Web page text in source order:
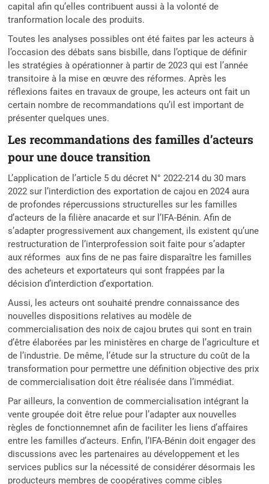
capital afin qu’elles contribuent aussi à la volonté de
tranformation locale des produits.
Toutes les analyses possibles ont été faites par les acteurs à
l’occasion des débats sans bisbille, dans l’optique de définir
les stratégies à opérationner à partir de 2023 qui est l’année
transitoire à la mise en œuvre des réformes. Après les
réflexions faites en travaux de groupe, les acteurs ont fait un
certain nombre de recommandations qu’il est important de
présenter quelques unes.
Les recommandations des familles d’acteurs
pour une douce transition
L’application de l’article 5 du décret N° 2022-214 du 30 mars
2022 sur l’interdiction des exportation de cajou en 2024 aura
de profondes répercussions structurelles sur les familles
d’acteurs de la filière anacarde et sur l’IFA-Bénin. Afin de
s’adapter progressivement aux changement, ils existent qu’une
restructuration de l’interprofession soit faite pour s’adapter
aux réformes aux fins de ne pas faire disparaître les familles
des acheteurs et exportateurs qui sont frappées par la
décision d’interdiction d’exportation.
Aussi, les acteurs ont souhaité prendre connaissance des
nouvelles dispositions relatives au modèle de
commercialisation des noix de cajou brutes qui sont en train
d’être élaborées par les ministères en charge de l’agriculture et
de l’industrie. De même, l’étude sur la structure du coût de la
transformation pour permettre une définition objective des prix
de commercialisation doit être réalisée dans l’immédiat.
Par ailleurs, la convention de commercialisation intégrant la
vente groupée doit être relue pour l’adapter aux nouvelles
règles de fonctionnemnet afin de faciliter les liens d’affaires
entre les familles d’acteurs. Enfin, l’IFA-Bénin doit engager des
discussions avec les partenaires au développement et les
services publics sur la nécessité de considérer désormais les
producteurs membres de coopératives comme cibles